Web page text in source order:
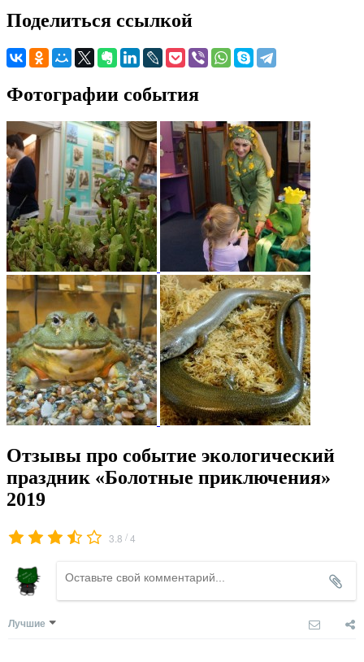
Поделиться ссылкой
Фотографии события
Отзывы про событие экологический
праздник «Болотные приключения»
2019
3.8 /4
Лучшие